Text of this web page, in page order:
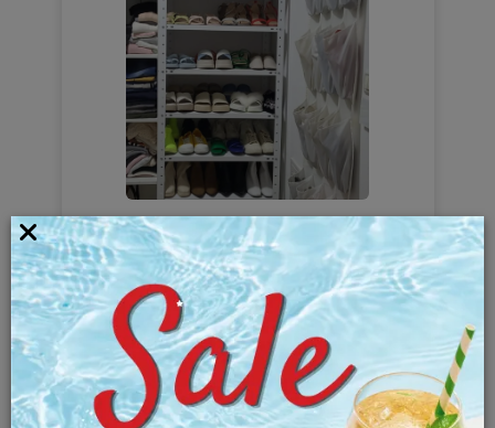
מדפים מודולרים לחדר ארונות: המהפכה
שתהפוך את הבוקר שלכם לרגוע יותר